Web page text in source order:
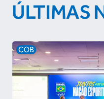
ÚLTIMAS
COB